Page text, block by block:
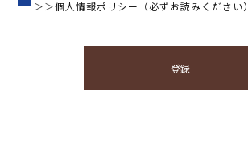
＞＞個人情報ポリシー（必ずお読みください）
登録